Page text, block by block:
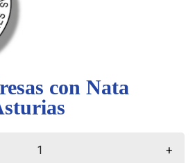
con Nata
+